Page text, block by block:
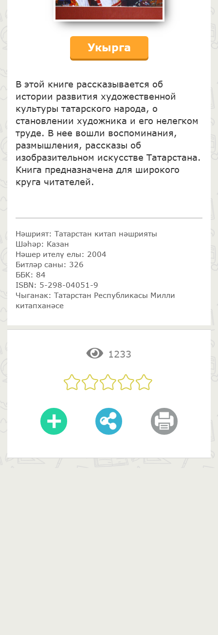
Укырга
В этой книге рассказывается об
истории развития художественной
культуры татарского народа, о
становлении художника и его нелегком
труде. В нее вошли воспоминания,
размышления, рассказы об
изобразительном искусстве Татарстана.
Книга предназначена для широкого
круга читателей.
Нәшрият: Татарстан китап нәшрияты
Шәһәр: Казан
Нәшер ителү елы: 2004
Битләр саны: 326
ББК: 84
ISBN: 5-298-04051-9
Чыганак: Татарстан Республикасы Милли
китапханәсе
1233